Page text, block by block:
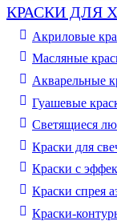
КРАСКИ ДЛЯ
Акриловые
Масляные
Акварельные
Гуашевые
Светящиеся
Краски для
Краски с
Краски спрея
Краски-